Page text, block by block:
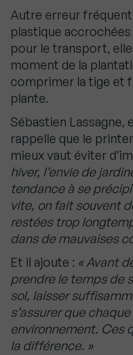
Autre erreur
plastique accrochées
pour le transport,
moment de la
comprimer la tige et
plante.
Sébastien Lassagne,
rappelle que le
mieux vaut éviter
hiver, l’envie de
tendance à se
vite, on fait souvent
restées trop
dans de mauvaises
Et il ajoute : « Avant
prendre le temps de
sol, laisser
s’assurer que
environnement. Ces
la différence. »